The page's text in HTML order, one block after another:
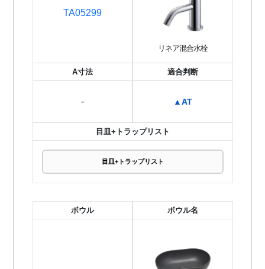
TA05299
リネア混合水栓
A寸法
-
適合判断
▲AT
目皿+トラップリスト
目皿+トラップリスト
ボウル ボウル名